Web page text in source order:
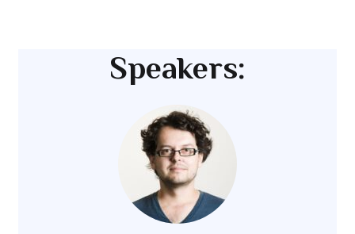
Speakers: